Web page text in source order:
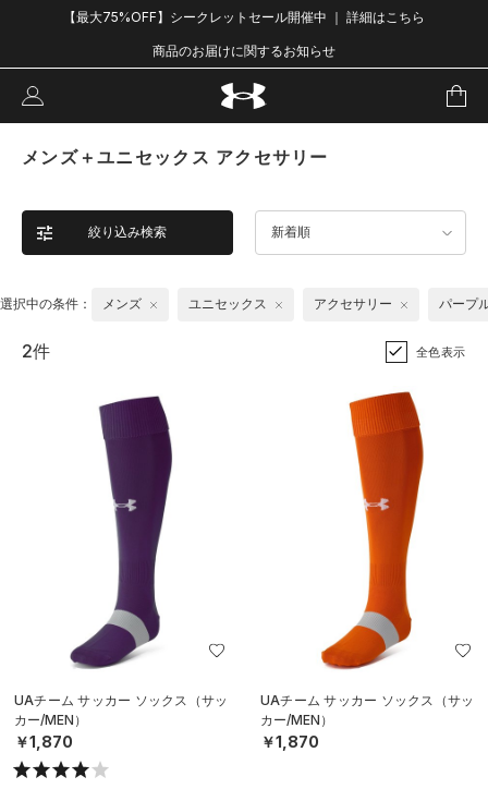
【最大75%OFF】シークレットセール開催中 ｜ 詳細はこちら
商品のお届けに関するお知らせ
メンズ＋ユニセックス アクセサリー
絞り込み検索 新着順
選択中の条件： メンズ ユニセックス アクセサリー パープ
2件 全色表示
UAチーム サッカー ソックス（サッ
カー/MEN）
￥1,870
UAチーム サッカー ソックス（サッ
カー/MEN）
￥1,870